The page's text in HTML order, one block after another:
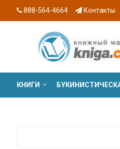
888-564-4664 Контакты
КНИГИ